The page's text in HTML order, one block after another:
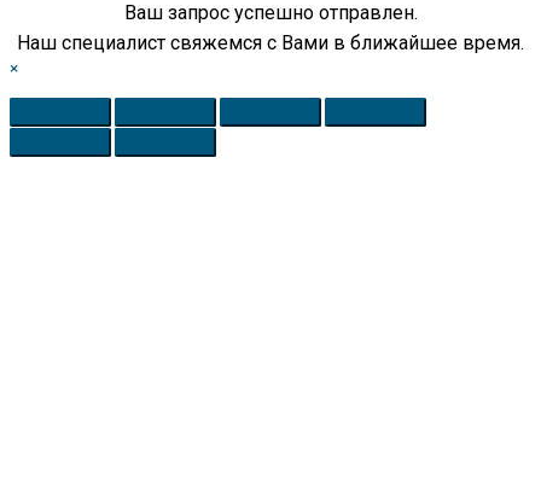
Ваш запрос успешно отправлен.
Наш специалист свяжемся с Вами в ближайшее время.
×